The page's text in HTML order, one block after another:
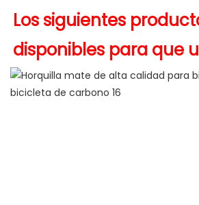
Los siguientes